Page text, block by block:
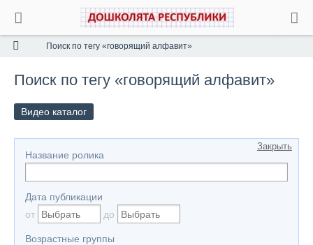
Поиск по тегу «говорящий алфавит»
Поиск по тегу «говорящий алфавит»
Видео каталог
Закрыть
Название ролика
Дата публикации
от
до
Возрастные группы